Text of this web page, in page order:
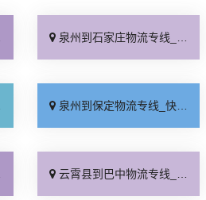
泉州到石家庄物流专线_无需中转「来电咨询」
泉州到保定物流专线_快运有保障「一站直达」
云霄县到巴中物流专线_物流拼车「专业可靠」